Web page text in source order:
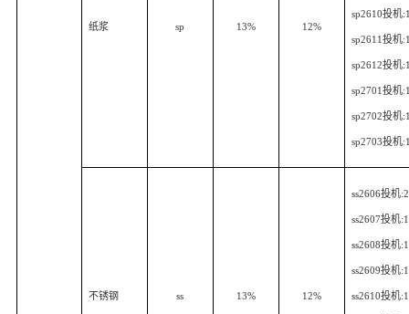
纸浆 sp 13% 12%
sp2610投机
sp2611投机
sp2612投机
sp2701投机
sp2702投机
sp2703投机
不锈钢 ss 13% 12%
ss2606投机
ss2607投机
ss2608投机
ss2609投机
ss2610投机